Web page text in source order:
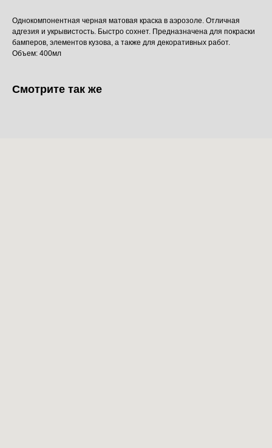
Однокомпонентная черная матовая краска в аэрозоле. Отличная
адгезия и укрывистость. Быстро сохнет. Предназначена для покраски
бамперов, элементов кузова, а также для декоративных работ.
Объем: 400мл
Смотрите так же